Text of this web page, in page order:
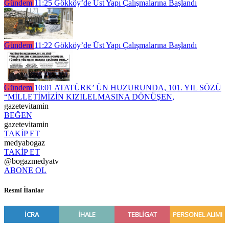
Gündem 11:25 Gökköy’de Üst Yapı Çalışmalarına Başlandı
Gündem 11:22 Gökköy’de Üst Yapı Çalışmalarına Başlandı
Gündem 10:01 ATATÜRK’ ÜN HUZURUNDA, 101. YIL SÖZÜ
“MİLLETİMİZİN KIZILELMASINA DÖNÜŞEN,
gazetevitamin
BEĞEN
gazetevitamin
TAKİP ET
medyabogaz
TAKİP ET
@bogazmedyatv
ABONE OL
Resmî İlanlar